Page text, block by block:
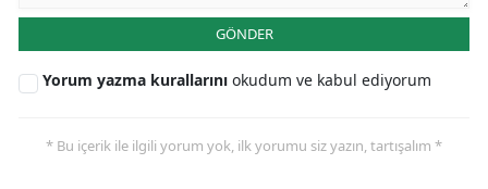
GÖNDER
Yorum yazma kurallarını okudum ve kabul ediyorum
* Bu içerik ile ilgili yorum yok, ilk yorumu siz yazın, tartışalım *